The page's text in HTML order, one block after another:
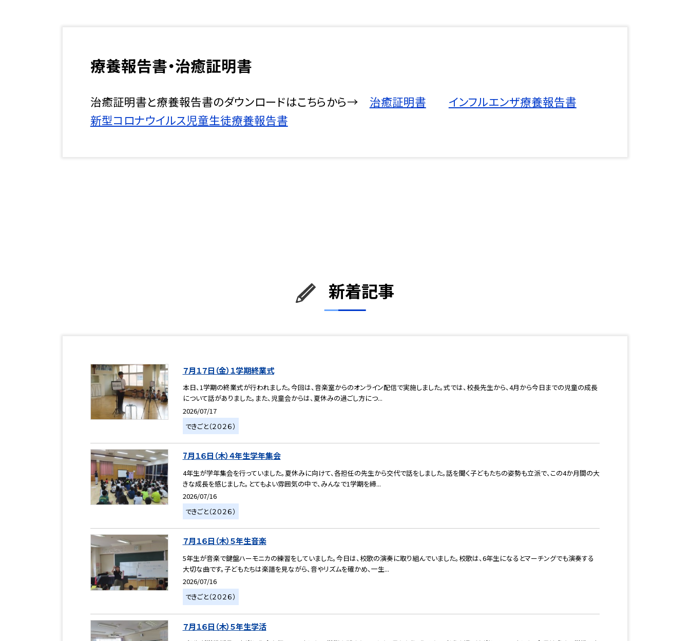
療養報告書・治癒証明書
治癒証明書と療養報告書のダウンロードはこちらから→ 治癒証明書
インフルエンザ療養報告書
新型コロナウイルス児童生徒療養報告書
新着記事
７月１７日（金）１学期終業式
本日、1学期の終業式が行われました。今回は、音楽室からのオンライン配信で実施しました。式では、校長先生から、4月から今日までの児童の成長
について話がありました。また、児童会からは、夏休みの過ごし方につ...
2026/07/17
できごと（２０２６）
7月１６日（木）４年生学年集会
4年生が学年集会を行っていました。夏休みに向けて、各担任の先生から交代で話をしました。話を聞く子どもたちの姿勢も立派で、この4か月間の大
きな成長を感じました。とてもよい雰囲気の中で、みんなで1学期を締...
2026/07/16
できごと（２０２６）
７月１６日（木）５年生音楽
5年生が音楽で鍵盤ハーモニカの練習をしていました。今日は、校歌の演奏に取り組んでいました。校歌は、6年生になるとマーチングでも演奏する
大切な曲です。子どもたちは楽譜を見ながら、音やリズムを確かめ、一生...
2026/07/16
できごと（２０２６）
７月１６日（木）５年生学活